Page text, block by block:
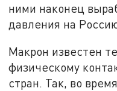
ними наконец
давления на
Макрон известен
физическому
стран. Так, во